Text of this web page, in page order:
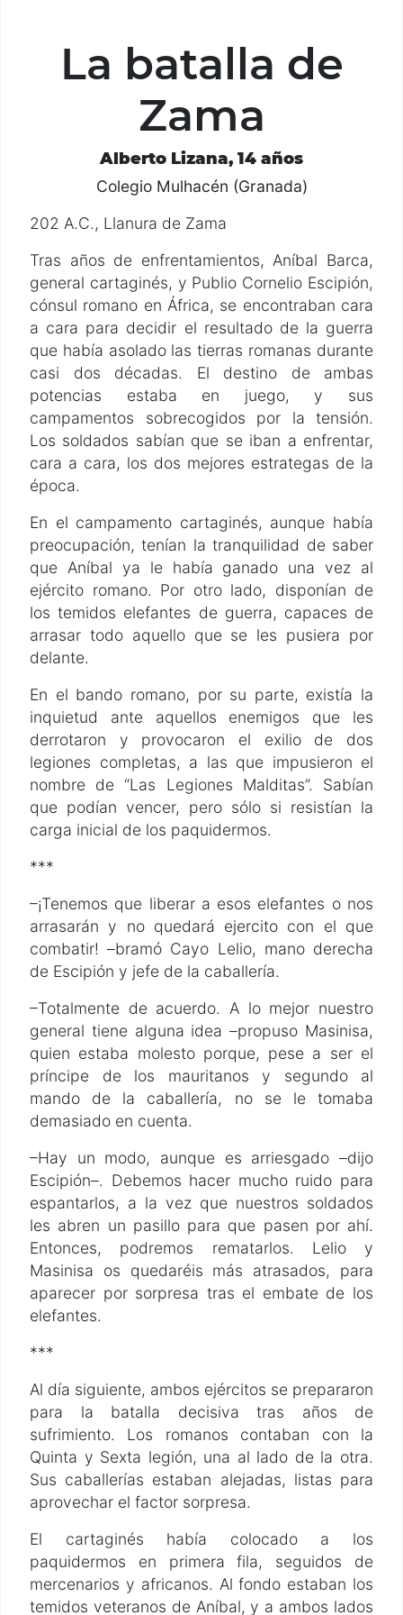
La batalla de
Zama
Alberto Lizana, 14 años
Colegio Mulhacén (Granada)
202 A.C., Llanura de Zama
Tras años de enfrentamientos, Aníbal Barca,
general cartaginés, y Publio Cornelio Escipión,
cónsul romano en África, se encontraban cara
a cara para decidir el resultado de la guerra
que había asolado las tierras romanas durante
casi dos décadas. El destino de ambas
potencias estaba en juego, y sus
campamentos sobrecogidos por la tensión.
Los soldados sabían que se iban a enfrentar,
cara a cara, los dos mejores estrategas de la
época.
En el campamento cartaginés, aunque había
preocupación, tenían la tranquilidad de saber
que Aníbal ya le había ganado una vez al
ejército romano. Por otro lado, disponían de
los temidos elefantes de guerra, capaces de
arrasar todo aquello que se les pusiera por
delante.
En el bando romano, por su parte, existía la
inquietud ante aquellos enemigos que les
derrotaron y provocaron el exilio de dos
legiones completas, a las que impusieron el
nombre de “Las Legiones Malditas”. Sabían
que podían vencer, pero sólo si resistían la
carga inicial de los paquidermos.
***
–¡Tenemos que liberar a esos elefantes o nos
arrasarán y no quedará ejercito con el que
combatir! –bramó Cayo Lelio, mano derecha
de Escipión y jefe de la caballería.
–Totalmente de acuerdo. A lo mejor nuestro
general tiene alguna idea –propuso Masinisa,
quien estaba molesto porque, pese a ser el
príncipe de los mauritanos y segundo al
mando de la caballería, no se le tomaba
demasiado en cuenta.
–Hay un modo, aunque es arriesgado –dijo
Escipión–. Debemos hacer mucho ruido para
espantarlos, a la vez que nuestros soldados
les abren un pasillo para que pasen por ahí.
Entonces, podremos rematarlos. Lelio y
Masinisa os quedaréis más atrasados, para
aparecer por sorpresa tras el embate de los
elefantes.
***
Al día siguiente, ambos ejércitos se prepararon
para la batalla decisiva tras años de
sufrimiento. Los romanos contaban con la
Quinta y Sexta legión, una al lado de la otra.
Sus caballerías estaban alejadas, listas para
aprovechar el factor sorpresa.
El cartaginés había colocado a los
paquidermos en primera fila, seguidos de
mercenarios y africanos. Al fondo estaban los
temidos veteranos de Aníbal, y a ambos lados